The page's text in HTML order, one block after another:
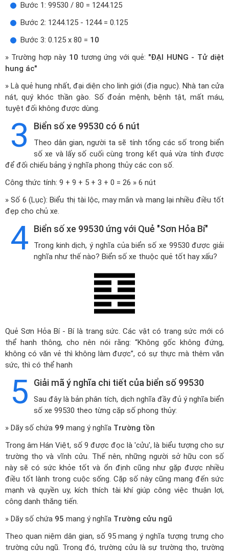
Bước 1: 99530 / 80 = 1244.125
Bước 2: 1244.125 - 1244 = 0.125
Bước 3: 0.125 x 80 = 10
» Trường hợp này 10 tương ứng với quẻ: "ĐẠI HUNG - Tử diệt
hung ác"
» Là quẻ hung nhất, đại diện cho linh giới (địa ngục). Nhà tan cửa
nát, quý khóc thần gào. Số đoản mệnh, bệnh tật, mất máu,
tuyệt đối không được dùng.
3 Biển số xe 99530 có 6 nút
Theo dân gian, người ta sẽ tính tổng các số trong biển
số xe và lấy số cuối cùng trong kết quả vừa tính được
để đối chiếu bảng ý nghĩa phong thủy các con số.
Công thức tính: 9 + 9 + 5 + 3 + 0 = 26 » 6 nút
» Số 6 (Lục): Biểu thị tài lộc, may mắn và mang lại nhiều điều tốt
đẹp cho chủ xe.
4 Biển số xe 99530 ứng với Quẻ "Sơn Hỏa Bí"
Trong kinh dịch, ý nghĩa của biển số xe 99530 được giải
nghĩa như thế nào? Biển số xe thuộc quẻ tốt hay xấu?
Quẻ Sơn Hỏa Bí - Bí là trang sức. Các vật có trang sức mới có
thể hanh thông, cho nên nói rằng: “Không gốc không đứng,
không có văn vẻ thì không làm được”, có sự thực mà thêm văn
sức, thì có thể hanh
5 Giải mã ý nghĩa chi tiết của biển số 99530
Sau đây là bản phân tích, dịch nghĩa đầy đủ ý nghĩa biển
số xe 99530 theo từng cặp số phong thủy:
» Dãy số chứa 99 mang ý nghĩa Trường tồn
Trong âm Hán Việt, số 9 được đọc là 'cửu', là biểu tượng cho sự
trường thọ và vĩnh cửu. Thế nên, những người sở hữu con số
này sẽ có sức khỏe tốt và ổn định cũng như gặp được nhiều
điều tốt lành trong cuộc sống. Cặp số này cũng mang đến sức
mạnh và quyền uy, kích thích tài khí giúp công việc thuận lợi,
công danh thăng tiến.
» Dãy số chứa 95 mang ý nghĩa Trường cửu ngũ
Theo quan niệm dân gian, số 95 mang ý nghĩa tượng trưng cho
trường cửu ngũ. Trong đó, trường cửu là sự trường thọ, trường